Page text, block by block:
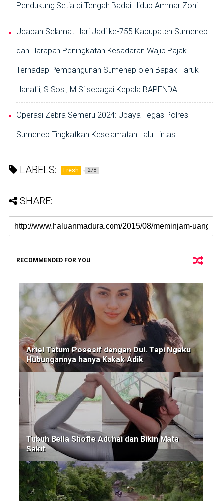
Pendukung Setia di Tengah Badai Hidup Ammar Zoni
Ucapan Selamat Hari Jadi ke-755 Kabupaten Sumenep
dan Harapan Peningkatan Kesadaran Wajib Pajak
Terhadap Pembangunan Sumenep oleh Bapak Faruk
Hanafii, S.Sos., M.Si sebagai Kepala BAPENDA
Operasi Zebra Semeru 2024: Upaya Tegas Polres
Sumenep Tingkatkan Keselamatan Lalu Lintas
LABELS: Fresh 278
SHARE:
RECOMMENDED FOR YOU
Ariel Tatum Posesif dengan Dul. Tapi Ngaku
Hubungannya hanya Kakak Adik
Tubuh Bella Shofie Aduhai dan Bikin Mata
Sakit